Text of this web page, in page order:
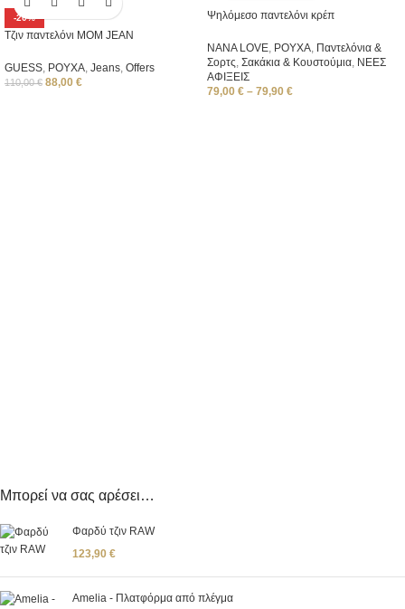
-20%
Tζιν παντελόνι MOM JEAN
GUESS ΡΟΥΧΑ Jeans Offers
110,00€ 88,00 €
Ψηλόμεσο παντελόνι κρέπ
NANA LOVE ΡΟΥΧΑ Παντελόνια &
Σορτς Σακάκια & Κουστούμια ΝΕΕΣ
ΑΦΙΞΕΙΣ
79,00 € – 79,90 €
Μπορεί να σας αρέσει…
Φαρδύ τζιν RAW
123,90 €
Amelia - Πλατφόρμα από πλέγμα